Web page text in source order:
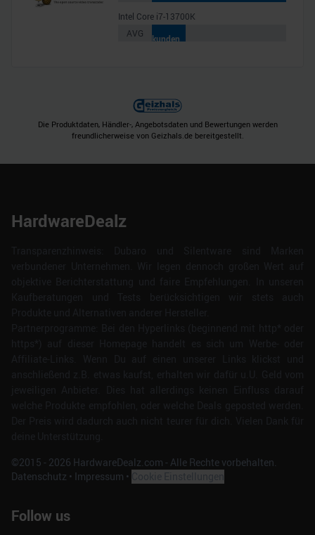
Intel Core i7-13700K
AVGSekunden
Die Produktdaten, Händler-, Angebotsdaten und Bewertungen werden
freundlicherweise von Geizhals.de bereitgestellt.
HardwareDealz
©2015 - 2026 HardwareDealz.com - Alle Rechte vorbehalten.
Datenschutz • Impressum •
Follow us